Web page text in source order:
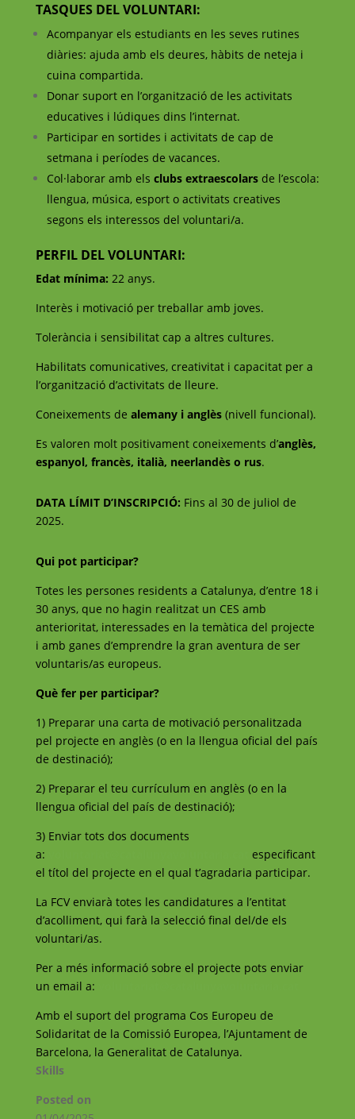
TASQUES DEL VOLUNTARI:
Acompanyar els estudiants en les seves rutines
diàries: ajuda amb els deures, hàbits de neteja i
cuina compartida.
Donar suport en l’organització de les activitats
educatives i lúdiques dins l’internat.
Participar en sortides i activitats de cap de
setmana i períodes de vacances.
Col·laborar amb els clubs extraescolarsde l’escola:
llengua, música, esport o activitats creatives
segons els interessos del voluntari/a.
PERFIL DEL VOLUNTARI:
Edat mínima: 22 anys.
Interès i motivació per treballar amb joves.
Tolerància i sensibilitat cap a altres cultures.
Habilitats comunicatives, creativitat i capacitat per a
l’organització d’activitats de lleure.
Coneixements de alemany i anglès(nivell funcional).
Es valoren molt positivament coneixements d’anglès,
espanyol, francès, italià, neerlandès o rus.
DATA LÍMIT D’INSCRIPCIÓ: Fins al 30 de juliol de
2025.
Qui pot participar?
Totes les persones residents a Catalunya, d’entre 18 i
30 anys, que no hagin realitzat un CES amb
anterioritat, interessades en la temàtica del projecte
i amb ganes d’emprendre la gran aventura de ser
voluntaris/as europeus.
Què fer per participar?
1) Preparar una carta de motivació personalitzada
pel projecte en anglès (o en la llengua oficial del país
de destinació);
2) Preparar el teu currículum en anglès (o en la
llengua oficial del país de destinació);
3) Enviar tots dos documents
a:
especificant
el títol del projecte en el qual t’agradaria participar.
La FCV enviarà totes les candidatures a l’entitat
d’acolliment, qui farà la selecció final del/de els
voluntari/as.
Per a més informació sobre el projecte pots enviar
un email a:
Amb el suport del programa Cos Europeu de
Solidaritat de la Comissió Europea, l’Ajuntament de
Barcelona, la Generalitat de Catalunya.
Skills
Posted on